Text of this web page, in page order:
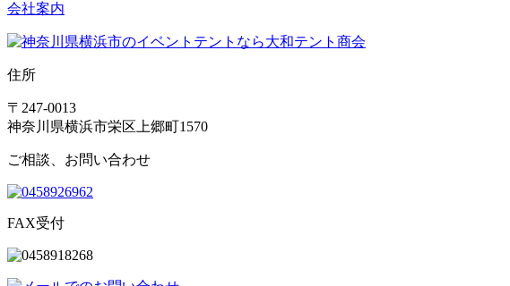
会社案内
住所
〒247-0013
神奈川県横浜市栄区上郷町1570
ご相談、お問い合わせ
FAX受付